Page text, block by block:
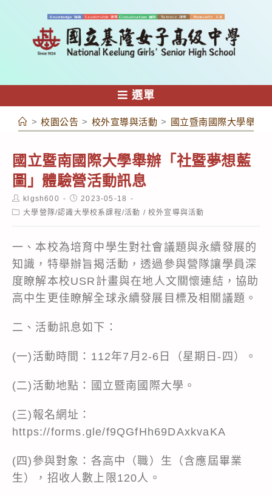
容
選單
> 校園公告 > 校外宣導與活動 > 國立暨南國際大學舉辦
國立暨南國際大學舉辦「社暨夢想藍
圖」體驗營活動訊息
Post
author:
klgsh600
Post
published:
2023-05-18
Post大學營隊/認識大學校系課程/活動 / 校外宣導與活動
一、本校為培育中學生對社會議題與永續發展的
知識，特舉辦旨揭活動，透過參與營隊讓學員深
度瞭解本校USR計畫與在地人文關懷連結，協助
高中生更佳瞭解全球永續發展目標及相關議題。
二、活動訊息如下：
(一)活動時間：112年7月2-6日（星期日-四）。
(二)活動地點：國立暨南國際大學。
(三)報名網址：
https://forms.gle/f9QGfHh69DAxkvaKA
(四)參與對象：各高中（職）生（含應屆畢業
生），招收人數上限120人。